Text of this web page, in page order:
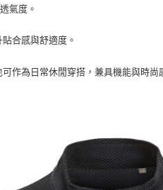
氣度。
合感與舒適度。
作為日常休閒穿搭，兼具機能與時尚